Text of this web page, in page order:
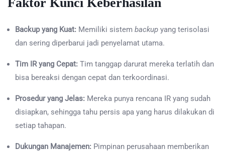
Backup yang Kuat: Memiliki sistem backup yang terisolasi
dan sering diperbarui jadi penyelamat utama.
Tim IR yang Cepat: Tim tanggap darurat mereka terlatih dan
bisa bereaksi dengan cepat dan terkoordinasi.
Prosedur yang Jelas: Mereka punya rencana IR yang sudah
disiapkan, sehingga tahu persis apa yang harus dilakukan di
setiap tahapan.
Dukungan Manajemen: Pimpinan perusahaan memberikan